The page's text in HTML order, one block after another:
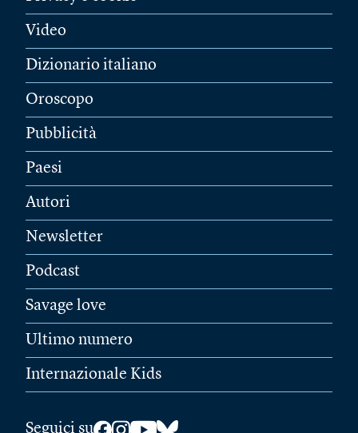
Video
Dizionario italiano
Oroscopo
Pubblicità
Paesi
Autori
Newsletter
Podcast
Savage love
Ultimo numero
Internazionale Kids
Seguici su